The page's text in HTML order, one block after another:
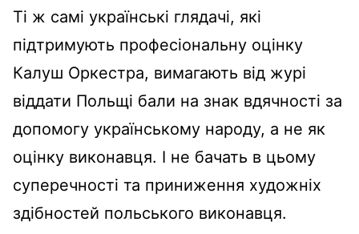
Ті ж самі українські глядачі, які
підтримують професіональну оцінку
Калуш Оркестра, вимагають від журі
віддати Польщі бали на знак вдячності за
допомогу українському народу, а не як
оцінку виконавця. І не бачать в цьому
суперечності та приниження художніх
здібностей польського виконавця.